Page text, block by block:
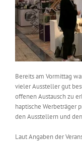
Bereits am Vormittag
vieler Aussteller gut
offenen Austausch zu
haptische Werbeträger
den Ausstellern und
Laut Angaben der